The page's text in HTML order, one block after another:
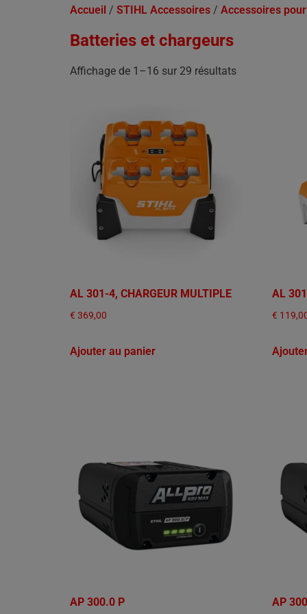
Accueil / STIHL Accessoires / Accessoires
Batteries et chargeurs
Affichage de 1–16 sur 29 résultats
AL 301-4, CHARGEUR MULTIPLE
€ 369,00
Ajouter au panier
AL
€
AP 300.0 P AP